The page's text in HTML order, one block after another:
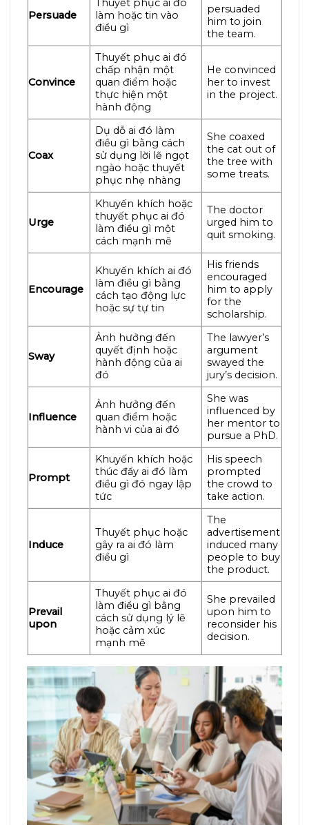
Persuade
Thuyết phục ai đó
làm hoặc tin vào
điều gì
persuaded
him to join
the team.
Convince
Thuyết phục ai đó
chấp nhận một
quan điểm hoặc
thực hiện một
hành động
He convinced
her to invest
in the project.
Coax
Dụ dỗ ai đó làm
điều gì bằng cách
sử dụng lời lẽ ngọt
ngào hoặc thuyết
phục nhẹ nhàng
She coaxed
the cat out of
the tree with
some treats.
Urge
Khuyến khích hoặc
thuyết phục ai đó
làm điều gì một
cách mạnh mẽ
The doctor
urged him to
quit smoking.
Encourage
Khuyến khích ai đó
làm điều gì bằng
cách tạo động lực
hoặc sự tự tin
His friends
encouraged
him to apply
for the
scholarship.
Sway
Ảnh hưởng đến
quyết định hoặc
hành động của ai
đó
The lawyer’s
argument
swayed the
jury’s decision.
Influence
Ảnh hưởng đến
quan điểm hoặc
hành vi của ai đó
She was
influenced by
her mentor to
pursue a PhD.
Prompt
Khuyến khích hoặc
thúc đẩy ai đó làm
điều gì đó ngay lập
tức
His speech
prompted
the crowd to
take action.
Induce
Thuyết phục hoặc
gây ra ai đó làm
điều gì
The
advertisement
induced many
people to buy
the product.
Prevail
upon
Thuyết phục ai đó
làm điều gì bằng
cách sử dụng lý lẽ
hoặc cảm xúc
mạnh mẽ
She prevailed
upon him to
reconsider his
decision.